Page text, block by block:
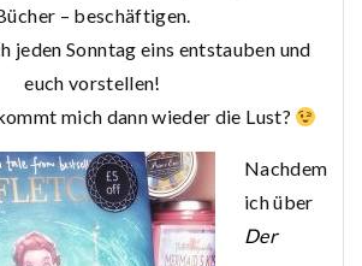
– beschäftigen.
jeden Sonntag eins entstauben und
euch vorstellen!
mich dann wieder die Lust?
Nachdem
ich über
Der